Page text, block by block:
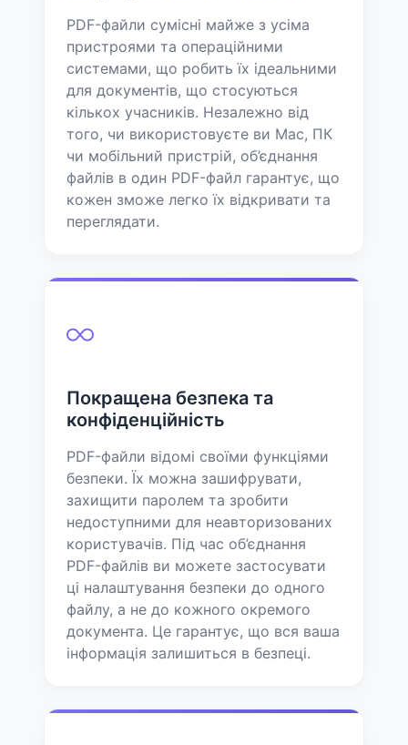
PDF-файли сумісні майже з усіма
пристроями та операційними
системами, що робить їх ідеальними
для документів, що стосуються
кількох учасників. Незалежно від
того, чи використовуєте ви Mac, ПК
чи мобільний пристрій, об’єднання
файлів в один PDF-файл гарантує, що
кожен зможе легко їх відкривати та
переглядати.
Покращена безпека та
конфіденційність
PDF-файли відомі своїми функціями
безпеки. Їх можна зашифрувати,
захищити паролем та зробити
недоступними для неавторизованих
користувачів. Під час об’єднання
PDF-файлів ви можете застосувати
ці налаштування безпеки до одного
файлу, а не до кожного окремого
документа. Це гарантує, що вся ваша
інформація залишиться в безпеці.